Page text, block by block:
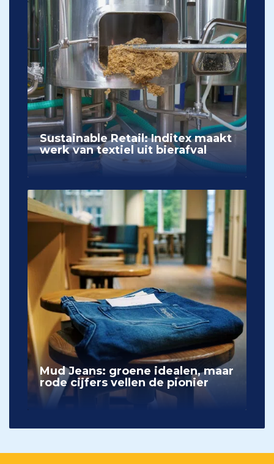
Sustainable Retail: Inditex maakt
werk van textiel uit bierafval
Mud Jeans: groene idealen, maar
rode cijfers vellen de pionier